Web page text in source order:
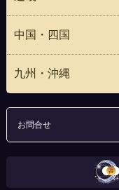
中国・四国
九州・沖縄
お問合せ